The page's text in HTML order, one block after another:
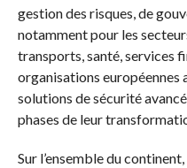
gestion des risques, de
notamment pour les
transports, santé, services
organisations européennes
solutions de sécurité
phases de leur
Sur l’ensemble du